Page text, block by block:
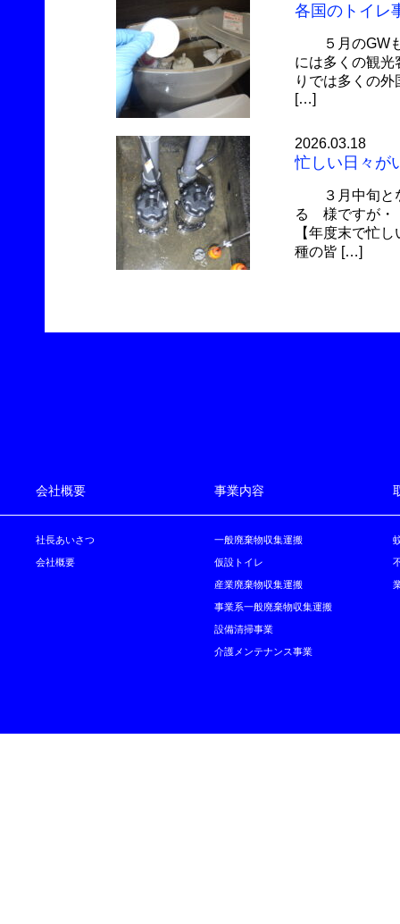
各国のトイレ
５月のGWも
には多くの観光
りでは多くの
[…]
2026.03.18
忙しい日々が
３月中旬とな
る 様ですが・
【年度末で忙
種の皆 […]
会社概要 事業内容
社長あいさつ
会社概要
一般廃棄物収集運搬
仮設トイレ
産業廃棄物収集運搬
事業系一般廃棄物収集運搬
設備清掃事業
介護メンテナンス事業